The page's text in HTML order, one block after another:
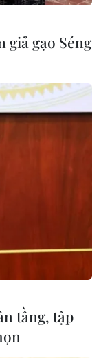
giả gạo Séng
tầng, tập